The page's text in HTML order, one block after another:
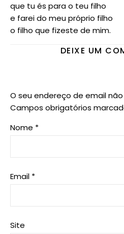
que tu és para o teu filho
e farei do meu próprio filho
o filho que fizeste de mim.
DEIXE UM
O seu endereço de email
Campos obrigatórios
Nome *
Email *
Site